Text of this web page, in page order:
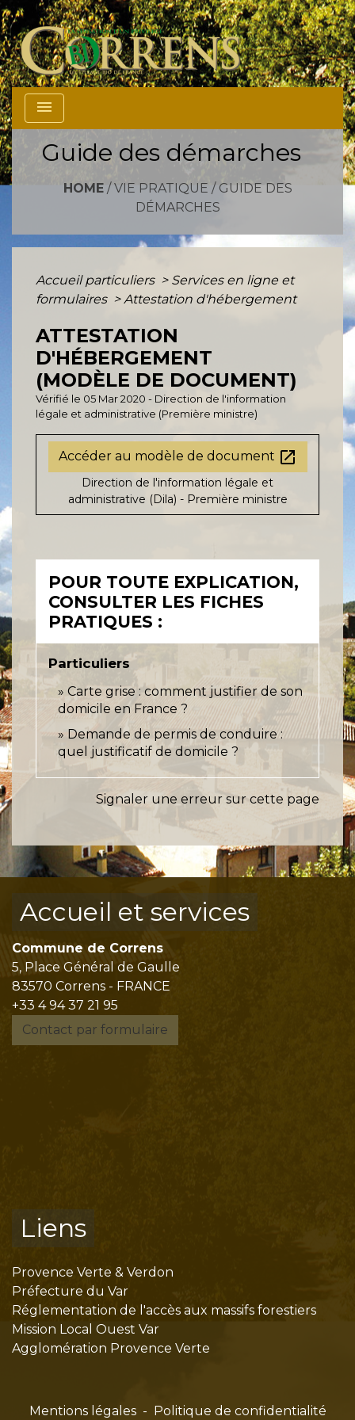
menu
Guide des démarches
HOME/VIE PRATIQUE / GUIDE DES
DÉMARCHES
Accueil particuliers > Services en ligne et
formulaires > Attestation d'hébergement
ATTESTATION
D'HÉBERGEMENT
(MODÈLE DE DOCUMENT)
Vérifié le 05 Mar 2020 - Direction de l'information
légale et administrative (Première ministre)
Accéder au modèle de document open_in_new
Direction de l'information légale et
administrative (Dila) - Première ministre
POUR TOUTE EXPLICATION,
CONSULTER LES FICHES
PRATIQUES :
Particuliers
Carte grise : comment justifier de son
domicile en France ?
Demande de permis de conduire :
quel justificatif de domicile ?
Signaler une erreur sur cette page
Accueil et services
Commune de Correns
5, Place Général de Gaulle
83570 Correns - FRANCE
+33 4 94 37 21 95
Contact par formulaire
Liens
Provence Verte & Verdon
Préfecture du Var
Réglementation de l'accès aux massifs forestiers
Mission Local Ouest Var
Agglomération Provence Verte
Mentions légales - Politique de confidentialité